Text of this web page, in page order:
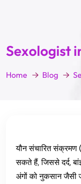
Sexologist
Home Blog
यौन संचारित संक्रमण
सकते हैं, जिससे दर्द,
अंगों को नुकसान जैसी